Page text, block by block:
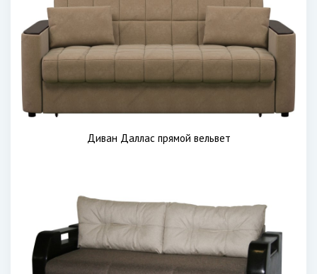
Диван Даллас прямой вельвет